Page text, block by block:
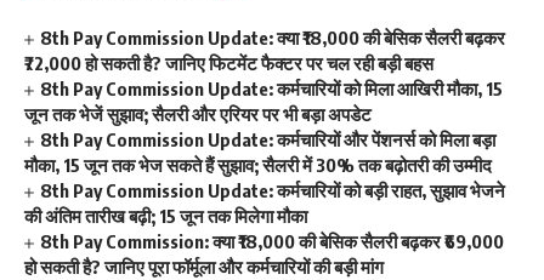
8th Pay Commission Update: क्या ₹18,000 की बेसिक सैलरी बढ़कर
₹72,000 हो सकती है? जानिए फिटमेंट फैक्टर पर चल रही बड़ी बहस
8th Pay Commission Update: कर्मचारियों को मिला आखिरी मौका, 15
जून तक भेजें सुझाव; सैलरी और एरियर पर भी बड़ा अपडेट
8th Pay Commission Update: कर्मचारियों और पेंशनर्स को मिला बड़ा
मौका, 15 जून तक भेज सकते हैं सुझाव; सैलरी में 30% तक बढ़ोतरी की उम्मीद
8th Pay Commission Update: कर्मचारियों को बड़ी राहत, सुझाव भेजने
की अंतिम तारीख बढ़ी; 15 जून तक मिलेगा मौका
8th Pay Commission: क्या ₹18,000 की बेसिक सैलरी बढ़कर ₹69,000
हो सकती है? जानिए पूरा फॉर्मूला और कर्मचारियों की बड़ी मांग